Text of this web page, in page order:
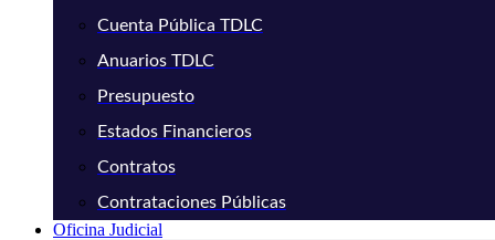
Cuenta Pública TDLC
Anuarios TDLC
Presupuesto
Estados Financieros
Contratos
Contrataciones Públicas
Oficina Judicial